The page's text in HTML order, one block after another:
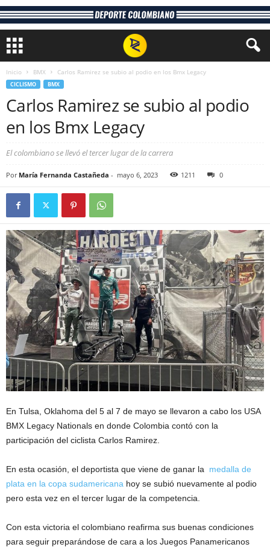
Inicio BMX Carlos Ramirez se subio al podio en los Bmx Legacy
CICLISMO BMX
Carlos Ramirez se subio al podio
en los Bmx Legacy
El colombiano se llevó el tercer lugar de la carrera
Por María Fernanda Castañeda - mayo 6, 2023 1211 0
En Tulsa, Oklahoma del 5 al 7 de mayo se llevaron a cabo los USA
BMX Legacy Nationals en donde Colombia contó con la
participación del ciclista Carlos Ramirez.
En esta ocasión, el deportista que viene de ganar la medalla de
plata en la copa sudamericana hoy se subió nuevamente al podio
pero esta vez en el tercer lugar de la competencia.
Con esta victoria el colombiano reafirma sus buenas condiciones
para seguir preparándose de cara a los Juegos Panamericanos